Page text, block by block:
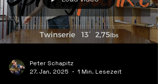
mehr Angeln.
Load video